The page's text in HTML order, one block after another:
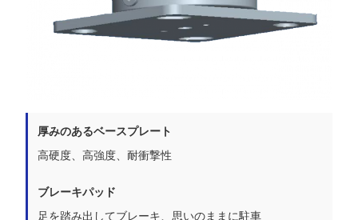
厚みのあるベースプレート
高硬度、高強度、耐衝撃性
ブレーキパッド
足を踏み出してブレーキ、思いのままに駐車